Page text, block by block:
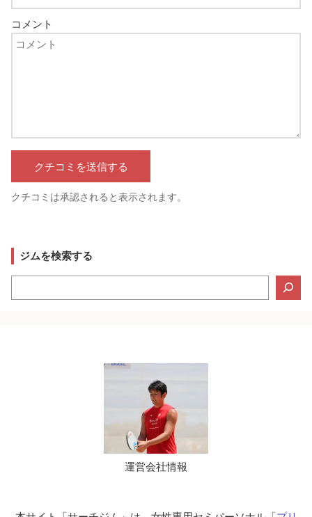
コメント
クチコミは承認されると表示されます。
ジムを検索する
索
運営会社情報